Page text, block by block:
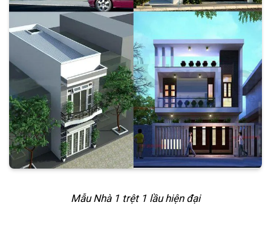
Mẫu Nhà 1 trệt 1 lầu hiện đại